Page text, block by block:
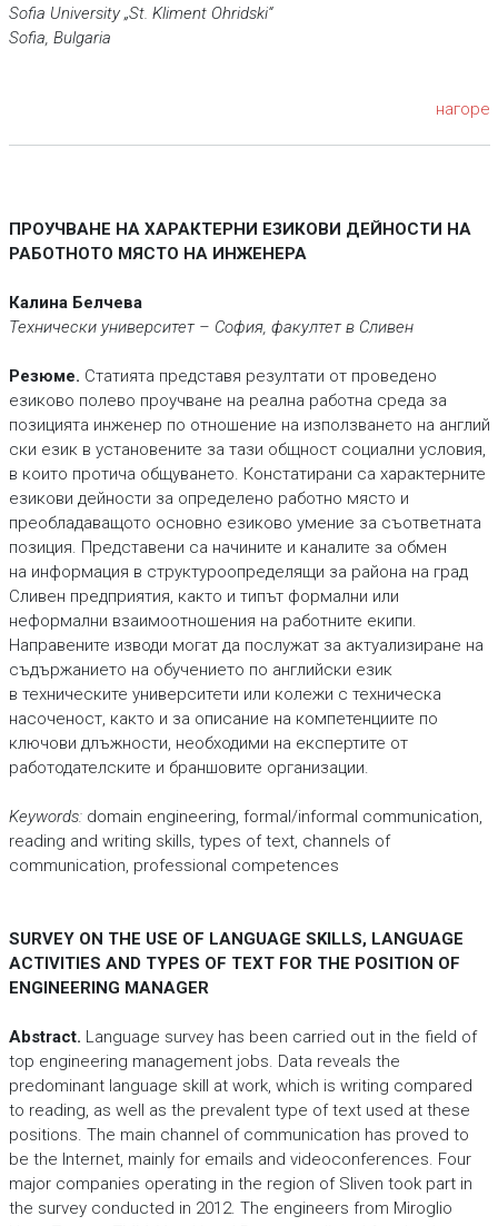
Sofia University „St. Kliment Ohridski“
Sofia, Bulgaria
нагоре
ПРОУЧВАНЕ НА ХАРАКТЕРНИ ЕЗИКОВИ ДЕЙНОСТИ НА
РАБОТНОТО МЯСТО НА ИНЖЕНЕРА
Калина Белчева
Технически университет – София, факултет в Сливен
Резюме. Статията представя резултати от проведено
езиково полево проучване на реална работна среда за
позицията инженер по отношение на използването на англий
ски език в установените за тази общност социални условия,
в които протича общуването. Констатирани са характерните
езикови дейности за определено работно място и
преобладаващото основно езиково умение за съответната
позиция. Представени са начините и каналите за обмен
на информация в структуроопределящи за района на град
Сливен предприятия, както и типът формални или
неформални взаимоотношения на работните екипи.
Направените изводи могат да послужат за актуализиране на
съдържанието на обучението по английски език
в техническите университети или колежи с техническа
насоченост, както и за описание на компетенциите по
ключови длъжности, необходими на експертите от
работодателските и браншовите организации.
Keywords:domain engineering, formal/informal communication,
reading and writing skills, types of text, channels of
communication, professional competences
SURVEY ON THE USE OF LANGUAGE SKILLS, LANGUAGE
ACTIVITIES AND TYPES OF TEXT FOR THE POSITION OF
ENGINEERING MANAGER
Abstract. Language survey has been carried out in the field of
top engineering management jobs. Data reveals the
predominant language skill at work, which is writing compared
to reading, as well as the prevalent type of text used at these
positions. The main channel of communication has proved to
be the Internet, mainly for emails and videoconferences. Four
major companies operating in the region of Sliven took part in
the survey conducted in 2012. The engineers from Miroglio